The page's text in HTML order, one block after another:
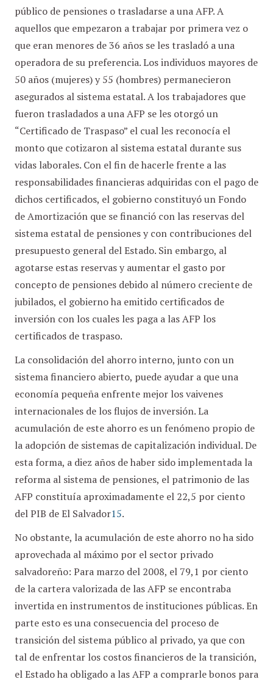
público de pensiones o trasladarse a una AFP. A
aquellos que empezaron a trabajar por primera vez o
que eran menores de 36 años se les trasladó a una
operadora de su preferencia. Los individuos mayores de
50 años (mujeres) y 55 (hombres) permanecieron
asegurados al sistema estatal. A los trabajadores que
fueron trasladados a una AFP se les otorgó un
“Certificado de Traspaso” el cual les reconocía el
monto que cotizaron al sistema estatal durante sus
vidas laborales. Con el fin de hacerle frente a las
responsabilidades financieras adquiridas con el pago de
dichos certificados, el gobierno constituyó un Fondo
de Amortización que se financió con las reservas del
sistema estatal de pensiones y con contribuciones del
presupuesto general del Estado. Sin embargo, al
agotarse estas reservas y aumentar el gasto por
concepto de pensiones debido al número creciente de
jubilados, el gobierno ha emitido certificados de
inversión con los cuales les paga a las AFP los
certificados de traspaso.
La consolidación del ahorro interno, junto con un
sistema financiero abierto, puede ayudar a que una
economía pequeña enfrente mejor los vaivenes
internacionales de los flujos de inversión. La
acumulación de este ahorro es un fenómeno propio de
la adopción de sistemas de capitalización individual. De
esta forma, a diez años de haber sido implementada la
reforma al sistema de pensiones, el patrimonio de las
AFP constituía aproximadamente el 22,5 por ciento
del PIB de El Salvador15.
No obstante, la acumulación de este ahorro no ha sido
aprovechada al máximo por el sector privado
salvadoreño: Para marzo del 2008, el 79,1 por ciento
de la cartera valorizada de las AFP se encontraba
invertida en instrumentos de instituciones públicas. En
parte esto es una consecuencia del proceso de
transición del sistema público al privado, ya que con
tal de enfrentar los costos financieros de la transición,
el Estado ha obligado a las AFP a comprarle bonos para